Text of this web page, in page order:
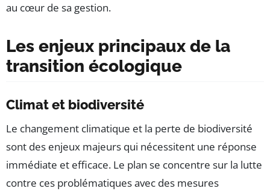
au cœur de sa gestion.
Les enjeux principaux de la
transition écologique
Climat et biodiversité
Le changement climatique et la perte de biodiversité
sont des enjeux majeurs qui nécessitent une réponse
immédiate et efficace. Le plan se concentre sur la lutte
contre ces problématiques avec des mesures